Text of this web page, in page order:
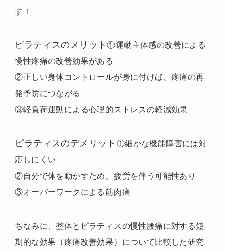
す！
ピラティスのメリット①運動主体感の改善による
慢性疼痛の改善効果がある
②正しい身体コントロールが身に付けば、疼痛の再
発予防につながる
③軽負荷運動による心理的ストレスの軽減効果
ピラティスのデメリット ①細かな機能障害には対
応しにくい
②自分で体を動かすため、疲労を伴う可能性あり
③オーバーワークによる筋肉痛
ちなみに、整体とピラティスの慢性腰痛に対する短
期的な効果（疼痛改善効果）について比較した研究